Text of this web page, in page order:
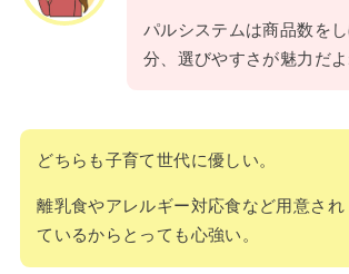
パルシステムは商品数を
分、選びやすさが魅力だよ
どちらも子育て世代に優しい。
離乳食やアレルギー対応食など用意され
ているからとっても心強い。